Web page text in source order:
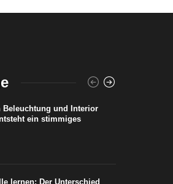
Beleuchtung und Interior
ein stimmiges
lernen: Der Unterschied